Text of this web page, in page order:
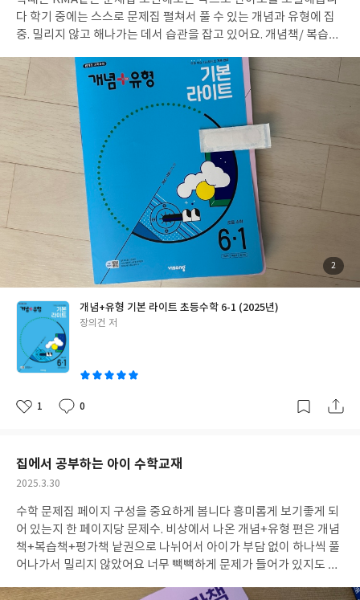
다 학기 중에는 스스로 문제집 펼쳐서 풀 수 있는 개념과 유형에 집
중. 밀리지 않고 해나가는 데서 습관을 잡고 있어요. 개념책/ 복습
면서 해나가고 있어요
첨
부
된
사
2
개념+유형 기본 라이트 초등수학 6-1 (2025년)
글
장의건 저
좋
1
댓
0
작
집에서 공부하는 아이 수학교재
작
일
2025.3.30
수학 문제집 페이지 구성을 중요하게 봅니다 흥미롭게 보기좋게 되
어 있는지 한 페이지당 문제수. 비상에서 나온 개념+유형 편은 개념
책+복습책+평가책 낱권으로 나뉘어서 아이가 부담 없이 하나씩 풀
어나가서 밀리지 않았어요 너무 빽빽하게 문제가 들어가 있지도 않